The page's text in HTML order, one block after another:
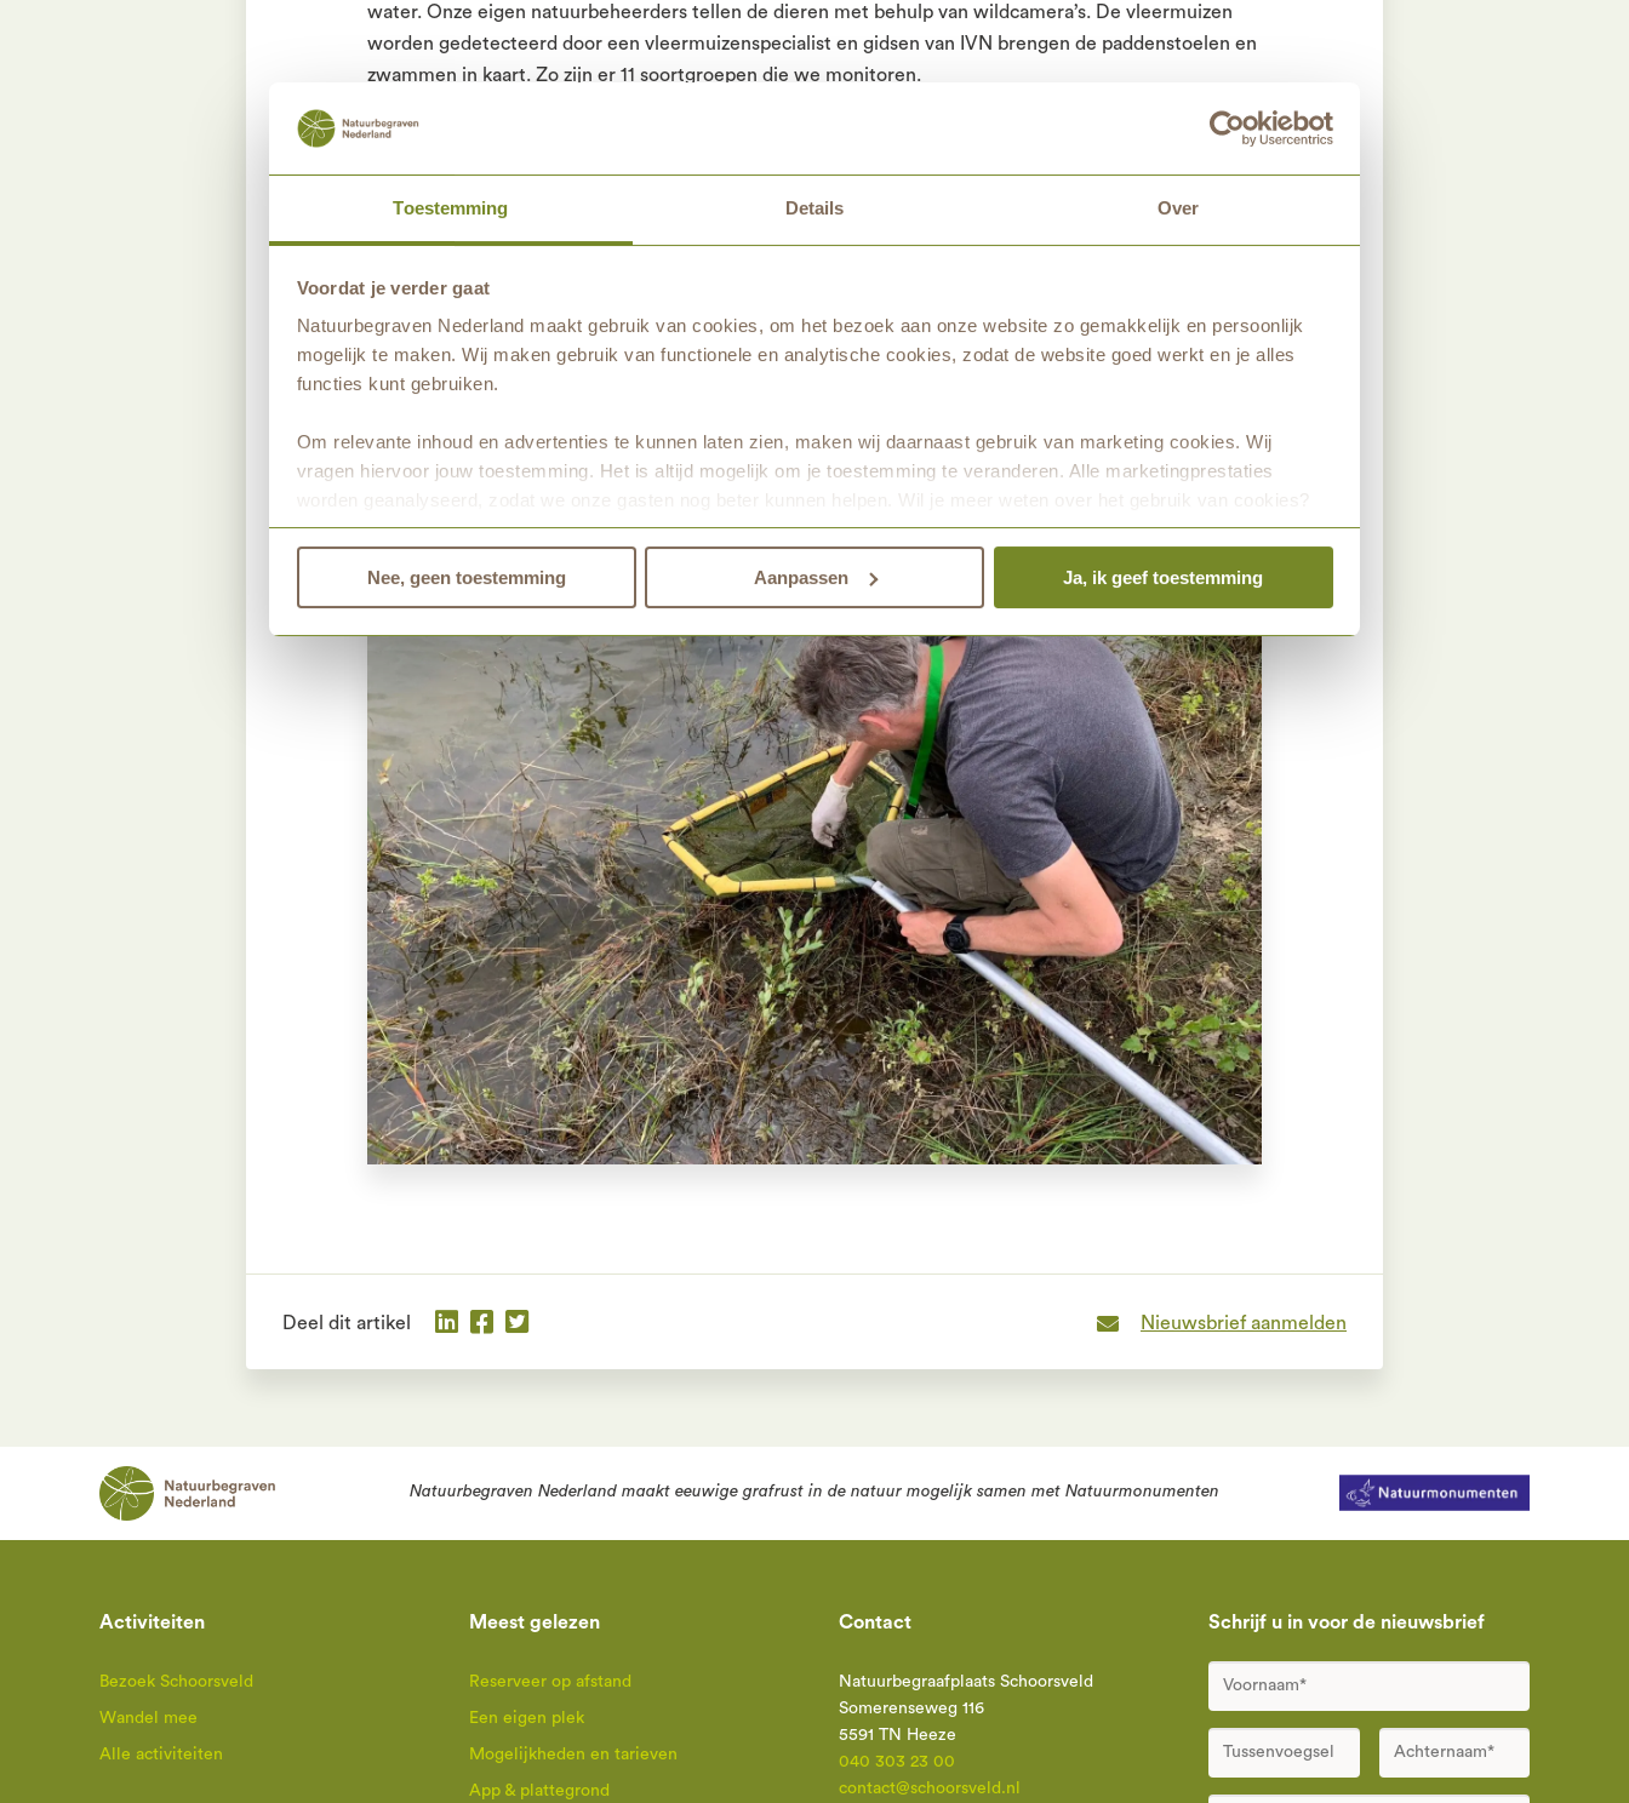
Toestemming Details Over
Voordat je verder gaat
Natuurbegraven Nederland maakt gebruik van cookies, om het bezoek aan onze website zo gemakkelijk en persoonlijk
mogelijk te maken. Wij maken gebruik van functionele en analytische cookies, zodat de website goed werkt en je alles
functies kunt gebruiken.
Om relevante inhoud en advertenties te kunnen laten zien, maken wij daarnaast gebruik van marketing cookies. Wij
vragen hiervoor jouw toestemming. Het is altijd mogelijk om je toestemming te veranderen. Alle marketingprestaties
worden geanalyseerd, zodat we onze gasten nog beter kunnen helpen. Wil je meer weten over het gebruik van cookies?
Bekijk dan de andere tabbladen.
Nee, geen toestemming Aanpassen Ja, ik geef toestemming
water. Onze eigen natuurbeheerders tellen de dieren met behulp van wildcamera’s. De vleermuizen
worden gedetecteerd door een vleermuizenspecialist en gidsen van IVN brengen de paddenstoelen en
zwammen in kaart. Zo zijn er 11 soortgroepen die we monitoren.
Als uit de verzamelde gegevens blijkt dat bijvoorbeeld een exoot zich breed verspreid en daarmee de
toom moet worden gehouden. Dit kan door bijvoorbeeld te snoeien of te maaien voordat de zaden aan
Wil je meer weten over natuurmonitoring? Spreek dan gerust een van onze natuurbeheerders aan als
je ze in het veld aan het werk ziet.
Deel dit artikel Nieuwsbrief aanmelden
Natuurbegraven Nederland maakt eeuwige grafrust in de natuur mogelijk samen met Natuurmonumenten
Activiteiten
Bezoek Schoorsveld
Wandel mee
Alle activiteiten
Meest gelezen
Reserveer op afstand
Een eigen plek
Mogelijkheden en tarieven
App & plattegrond
Contact
Natuurbegraafplaats Schoorsveld
Somerenseweg 116
5591 TN Heeze
040 303 23 00
contact@schoorsveld.nl
Schrijf u in voor de nieuwsbrief